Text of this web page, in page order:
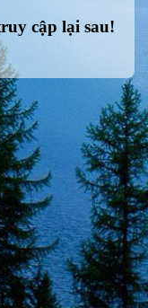
cập lại sau!